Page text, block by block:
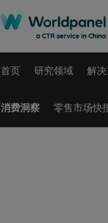
首页 研究领域 解
消费洞察 零售市场快